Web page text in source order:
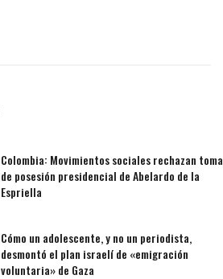
Colombia: Movimientos sociales rechazan toma
de posesión presidencial de Abelardo de la
Espriella
Cómo un adolescente, y no un periodista,
desmontó el plan israelí de «emigración
voluntaria» de Gaza